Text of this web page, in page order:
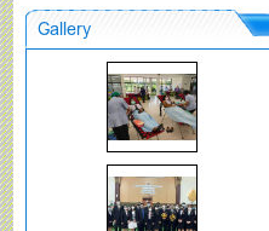
Gallery